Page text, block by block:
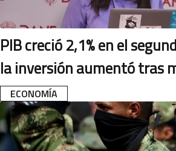
ECONOMÍA
PIB creció 2,1% en el
la inversión aumentó tras